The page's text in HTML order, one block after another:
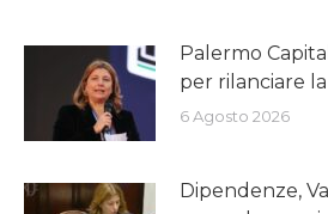
Palermo
per rilanciare
6 Agosto 2026
Dipendenze,